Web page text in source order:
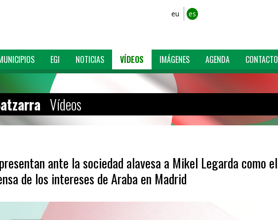
eu es
EGI NOTICIAS VÍDEOS IMÁGENES AGENDA CONTACTO
Vídeos
ante la sociedad alavesa a Mikel Legarda como el
de los intereses de Araba en Madrid